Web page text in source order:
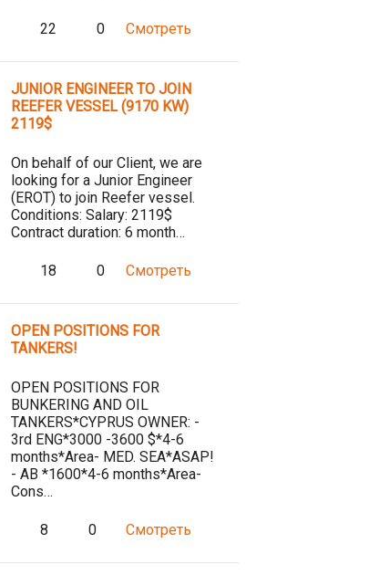
22 0 Смотреть
JUNIOR ENGINEER TO JOIN
REEFER VESSEL (9170 KW)
2119$
On behalf of our Client, we are
looking for a Junior Engineer
(EROT) to join Reefer vessel.
Conditions: Salary: 2119$
Contract duration: 6 month…
18 0 Смотреть
OPEN POSITIONS FOR
TANKERS!
OPEN POSITIONS FOR
BUNKERING AND OIL
TANKERS*CYPRUS OWNER: -
3rd ENG*3000 -3600 $*4-6
months*Area- MED. SEA*ASAP!
- AB *1600*4-6 months*Area-
Cons…
8 0 Смотреть